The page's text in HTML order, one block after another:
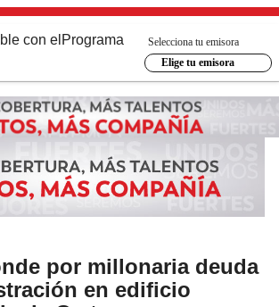
con el Programa
Selecciona tu emisora
Elige tu emisora
por millonaria deuda
en edificio